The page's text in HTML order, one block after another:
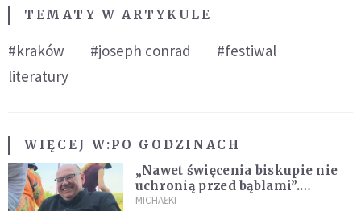
TEMATY W ARTYKULE
#kraków #joseph conrad
#festiwal
literatury
WIĘCEJ W:PO GODZINACH
„Nawet święcenia biskupie nie
uchronią przed bąblami”.
Archidiecezja pokazała
MICHAŁKI